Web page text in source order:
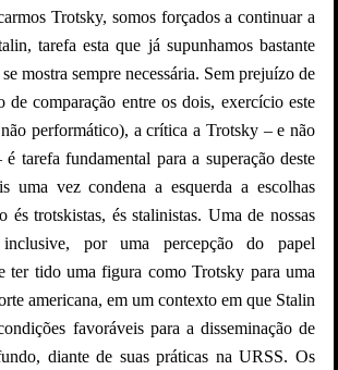
Trotsky, somos forçados a continuar a
tarefa esta que já supunhamos bastante
mostra sempre necessária. Sem prejuízo de
de comparação entre os dois, exercício este
performático), a crítica a Trotsky – e não
tarefa fundamental para a superação deste
uma vez condena a esquerda a escolhas
és trotskistas, és stalinistas. Uma de nossas
inclusive, por uma percepção do papel
ter tido uma figura como Trotsky para uma
americana, em um contexto em que Stalin
favoráveis para a disseminação de
diante de suas práticas na URSS. Os